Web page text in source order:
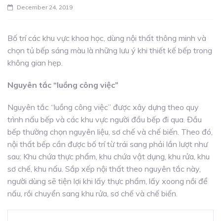
December 24, 2019
Bố trí các khu vực khoa học, dùng nội thất thông minh và
chọn tủ bếp sáng màu là những lưu ý khi thiết kế bếp trong
không gian hẹp.
Nguyên tắc “luồng công việc”
Nguyên tắc “luồng công việc” được xây dựng theo quy
trình nấu bếp và các khu vực người đầu bếp đi qua. Đầu
bếp thường chọn nguyên liệu, sơ chế và chế biến. Theo đó,
nội thất bếp cần được bố trí từ trái sang phải lần lượt như
sau: Khu chứa thực phẩm, khu chứa vật dụng, khu rửa, khu
sơ chế, khu nấu. Sắp xếp nội thất theo nguyên tắc này,
người dùng sẽ tiện lợi khi lấy thực phẩm, lấy xoong nồi để
nấu, rồi chuyển sang khu rửa, sơ chế và chế biến.